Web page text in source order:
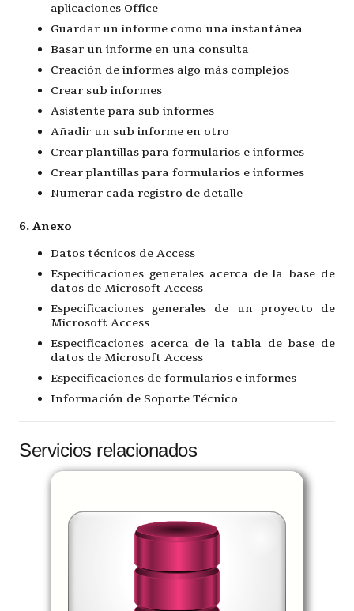
aplicaciones Office
Guardar un informe como una instantánea
Basar un informe en una consulta
Creación de informes algo más complejos
Crear sub informes
Asistente para sub informes
Añadir un sub informe en otro
Crear plantillas para formularios e informes
Crear plantillas para formularios e informes
Numerar cada registro de detalle
6. Anexo
Datos técnicos de Access
Especificaciones generales acerca de la base de
datos de Microsoft Access
Especificaciones generales de un proyecto de
Microsoft Access
Especificaciones acerca de la tabla de base de
datos de Microsoft Access
Especificaciones de formularios e informes
Información de Soporte Técnico
Servicios relacionados